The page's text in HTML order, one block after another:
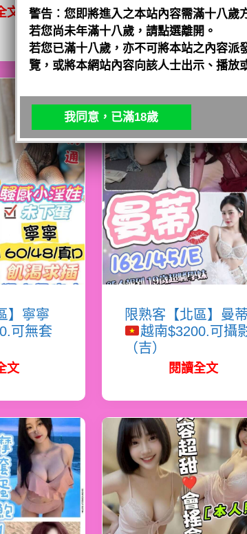
文 閱讀全文
】寧寧
可無套
文
限熟客【北區】曼蒂
越南$3200.可攝
（吉）
閱讀全文
警告︰您即將進入之本站內容需滿十八歲
若您尚未年滿十八歲，請點選離開。
若您已滿十八歲，亦不可將本站之內容派
覽，或將本網站內容向該人士出示、播放
我同意，已滿18歲